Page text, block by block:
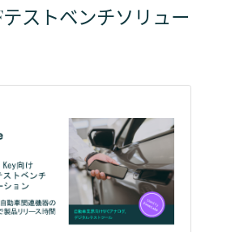
テストベンチソリュー